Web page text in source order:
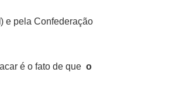
) e pela Confederação
é o fato de que o